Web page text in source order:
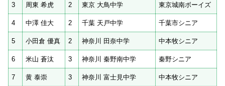
3 周東 希虎 2 東京 大鳥中学 東京城南ボーイズ
4 中澤 佳大 2 千葉 天戸中学 千葉市シニア
5 小田倉 優真 2 神奈川 田奈中学 中本牧シニア
6 米山 蒼汰 3 神奈川 秦野南中学 秦野シニア
7 黄 泰崇 3 神奈川 富士見中学 中本牧シニア